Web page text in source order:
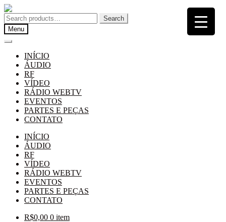
Pular
para
navegação
Pular
para
o
conteúdo
Search
for:
Search
Menu
INÍCIO
ÁUDIO
RF
VÍDEO
RÁDIO WEBTV
EVENTOS
PARTES E PEÇAS
CONTATO
INÍCIO
ÁUDIO
RF
VÍDEO
RÁDIO WEBTV
EVENTOS
PARTES E PEÇAS
CONTATO
R$0,00 0 item